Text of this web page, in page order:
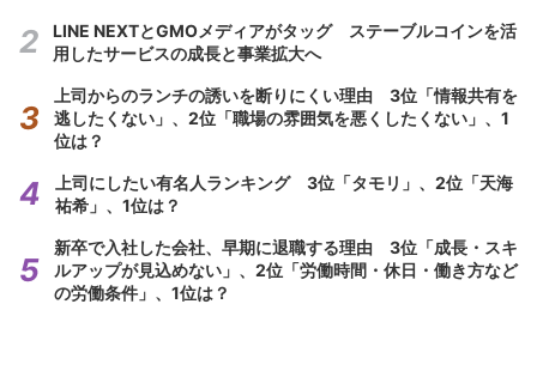
LINE NEXTとGMOメディアがタッグ ステーブルコインを活
用したサービスの成長と事業拡大へ
上司からのランチの誘いを断りにくい理由 3位「情報共有を
逃したくない」、2位「職場の雰囲気を悪くしたくない」、1
位は？
上司にしたい有名人ランキング 3位「タモリ」、2位「天海
祐希」、1位は？
新卒で入社した会社、早期に退職する理由 3位「成長・スキ
ルアップが見込めない」、2位「労働時間・休日・働き方など
の労働条件」、1位は？